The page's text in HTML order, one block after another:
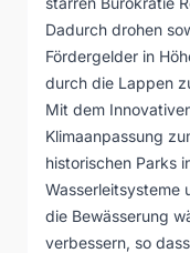
Dadurch drohen
Fördergelder in
durch die Lappen
Mit dem
Klimaanpassung
historischen Parks
Wasserleitsysteme
die Bewässerung
verbessern, so